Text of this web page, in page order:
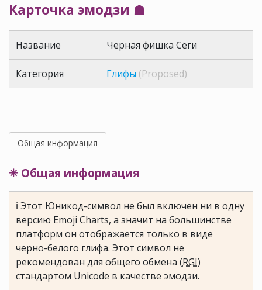
Карточка эмодзи ☗
Название Черная фишка Сёги
Категория Глифы (Proposed)
Общая информация
✳ Общая информация
ℹ Этот Юникод-символ не был включен ни в одну
версию Emoji Charts, а значит на большинстве
платформ он отображается только в виде
черно-белого глифа. Этот символ не
рекомендован для общего обмена (RGI)
стандартом Unicode в качестве эмодзи.